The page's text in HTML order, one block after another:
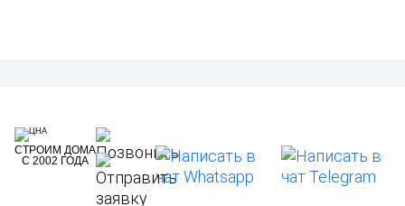
СТРОИМ ДОМА
С 2002 ГОДА